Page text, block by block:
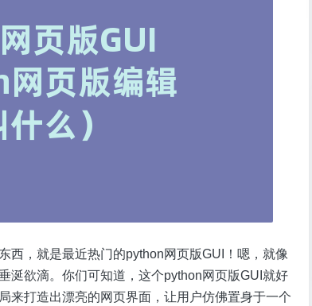
西，就是最近热门的python网页版GUI！嗯，就像
涎欲滴。你们可知道，这个python网页版GUI就好
来打造出漂亮的网页界面，让用户仿佛置身于一个